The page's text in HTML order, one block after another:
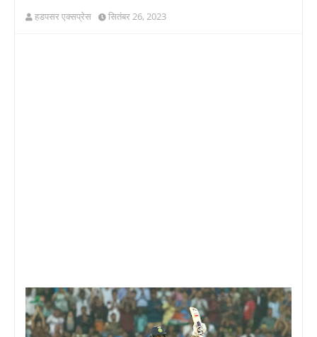
हडपसर एक्सप्रेस सितंबर 26, 2023